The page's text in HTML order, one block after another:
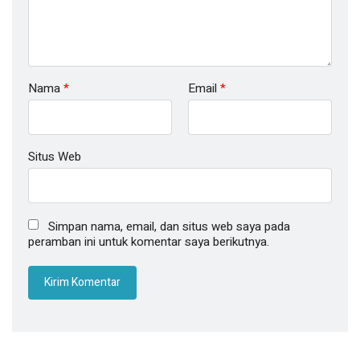
Nama* Email *
Situs Web
Simpan nama, email, dan situs web saya pada
peramban ini untuk komentar saya berikutnya.